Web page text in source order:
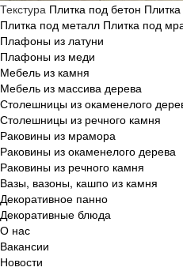
Текстура Плитка под бетон
Плитка под металл Плитка под
Плафоны из латуни
Плафоны из меди
Мебель из камня
Мебель из массива дерева
Столешницы из окаменелого
Столешницы из речного камня
Раковины из мрамора
Раковины из окаменелого дерева
Раковины из речного камня
Вазы, вазоны, кашпо из камня
Декоративное панно
Декоративные блюда
О нас
Вакансии
Новости